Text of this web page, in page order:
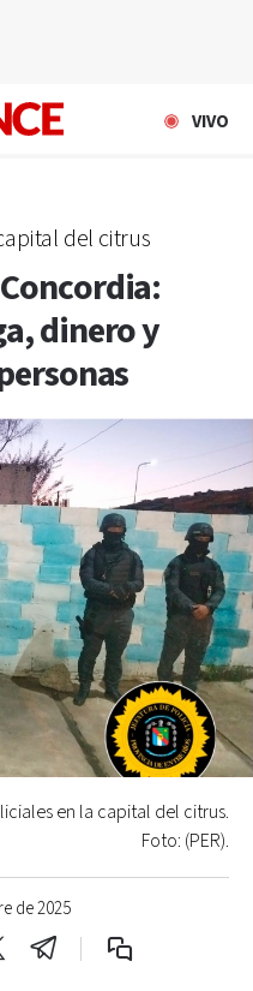
VIVO
del citrus
dinero y
de 2025
en la capital del citrus.
Foto: (PER).